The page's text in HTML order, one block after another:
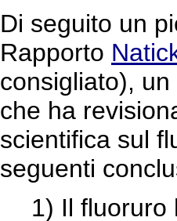
Di seguito un
Rapporto
consigliato),
che ha
scientifica sul
seguenti
1) Il fluoruro